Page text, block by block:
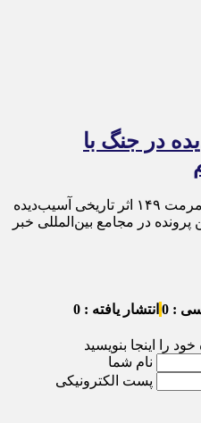
در جنگ با
وزیر میراث‌فرهنگی، از آغاز روند مرمت ۱۴۹ اثر تاریخی آسیب‌دیده
در مجامع بین‌المللی خبر
: 0 انتشار یافته : 0
خود را اینجا بنویسید
نام شما
پست الکترونیکی